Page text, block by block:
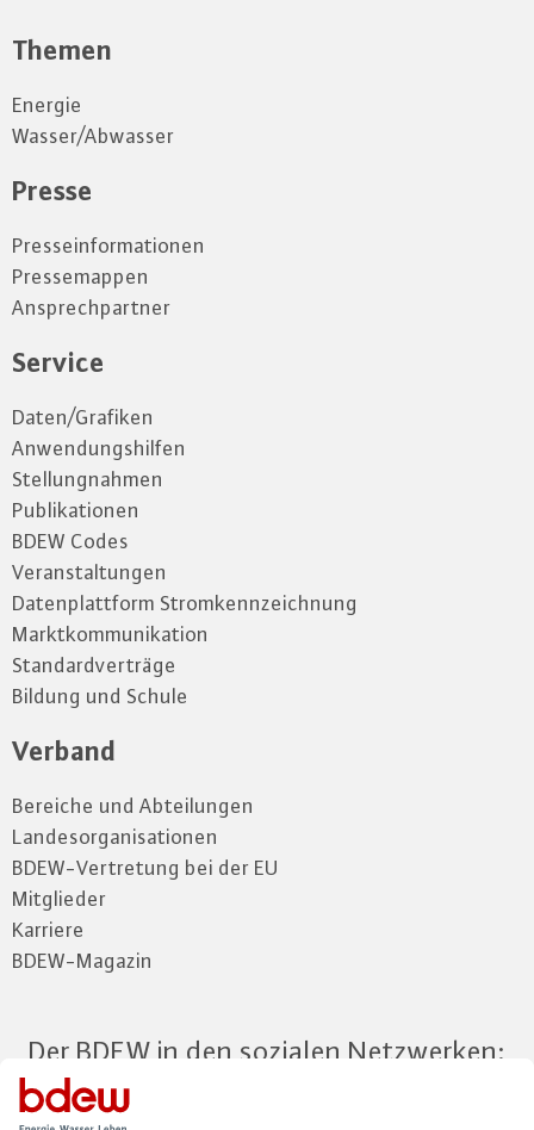
Themen
Energie
Wasser/Abwasser
Presse
Presseinformationen
Pressemappen
Ansprechpartner
Service
Daten/Grafiken
Anwendungshilfen
Stellungnahmen
Publikationen
BDEW Codes
Veranstaltungen
Datenplattform Stromkennzeichnung
Marktkommunikation
Standardverträge
Bildung und Schule
Verband
Bereiche und Abteilungen
Landesorganisationen
BDEW-Vertretung bei der EU
Mitglieder
Karriere
BDEW-Magazin
Der BDEW in den sozialen Netzwerken: